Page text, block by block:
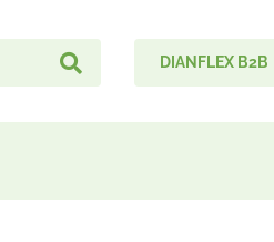
DIANFLEX B2B